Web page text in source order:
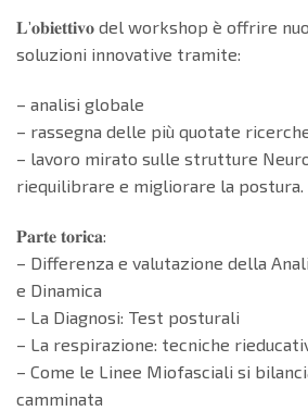
𝐋’𝐨𝐛𝐢𝐞𝐭𝐭𝐢𝐯𝐨 del workshop è offrire
soluzioni innovative tramite:
– analisi globale
– rassegna delle più quotate
– lavoro mirato sulle strutture
riequilibrare e migliorare la postura.
𝐏𝐚𝐫𝐭𝐞 𝐭𝐨𝐫𝐢𝐜𝐚:
– Differenza e valutazione della
e Dinamica
– La Diagnosi: Test posturali
– La respirazione: tecniche
– Come le Linee Miofasciali si
camminata